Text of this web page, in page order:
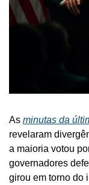
As minutas da
revelaram
a maioria votou
governadores
girou em torno do